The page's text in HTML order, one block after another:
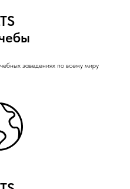
заведениях по всему миру